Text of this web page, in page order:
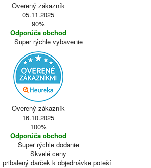
Overený zákazník
05.11.2025
90%
Odporúča obchod
Super rýchle vybavenie
Overený zákazník
16.10.2025
100%
Odporúča obchod
Super rýchle dodanie
Skvelé ceny
pribalený darček k objednávke poteší